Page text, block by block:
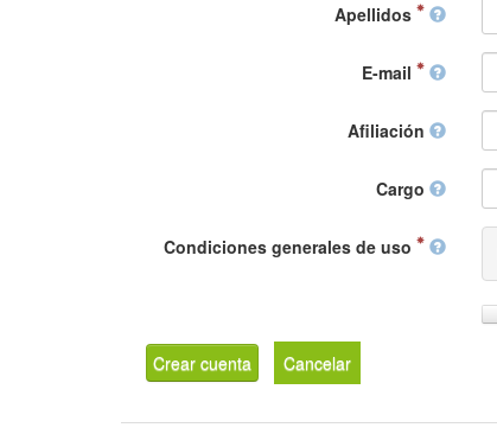
Apellidos
E-mail
Afiliación
Cargo
Condiciones generales de uso
Crear cuenta Cancelar